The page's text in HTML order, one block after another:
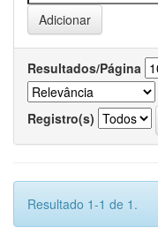
Resultados/Página
Registro(s)
Resultado 1-1 de 1.